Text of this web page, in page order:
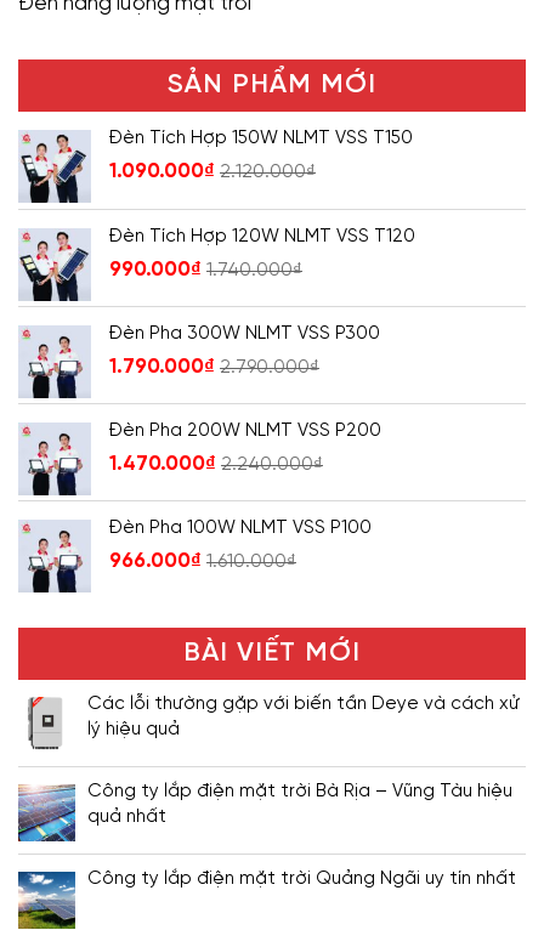
SẢN PHẨM MỚI
Đèn Tích Hợp 150W NLMT VSS T150
1.090.000₫ 2.120.000₫
Đèn Tích Hợp 120W NLMT VSS T120
990.000₫ 1.740.000₫
Đèn Pha 300W NLMT VSS P300
1.790.000₫ 2.790.000₫
Đèn Pha 200W NLMT VSS P200
1.470.000₫ 2.240.000₫
Đèn Pha 100W NLMT VSS P100
966.000₫ 1.610.000₫
BÀI VIẾT MỚI
Các lỗi thường gặp với biến tần Deye và cách xử
lý hiệu quả
Công ty lắp điện mặt trời Bà Rịa – Vũng Tàu hiệu
quả nhất
Công ty lắp điện mặt trời Quảng Ngãi uy tín nhất